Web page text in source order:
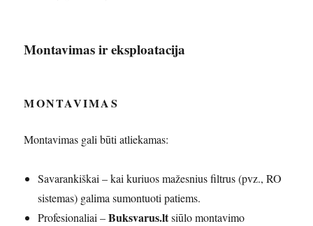
Montavimas ir eksploatacija
MONTAVIMAS
Montavimas gali būti atliekamas:
Savarankiškai – kai kuriuos mažesnius filtrus (pvz., RO
sistemas) galima sumontuoti patiems.
Profesionaliai –Buksvarus.ltsiūlo montavimo